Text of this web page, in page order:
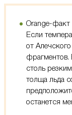
Orange-факт
Если
от
фрагментов.
столь
толща льда
останется